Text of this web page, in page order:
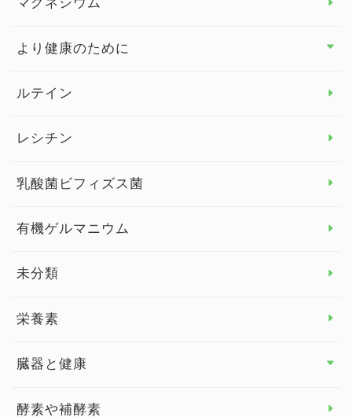
ビタミンE
マグネシウム
より健康のために
より健康のために トップ
眼の健康
睡眠
ルテイン
レシチン
乳酸菌ビフィズス菌
有機ゲルマニウム
未分類
栄養素
臓器と健康
臓器と健康 トップ
酵素や補酵素